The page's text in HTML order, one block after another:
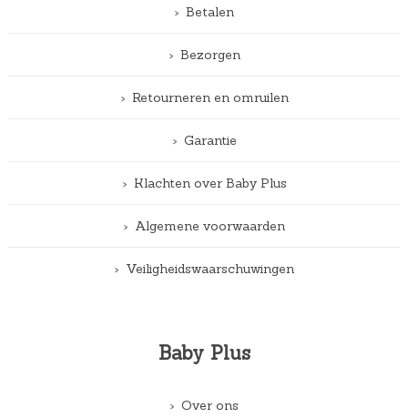
Betalen
Bezorgen
Retourneren en omruilen
Garantie
Klachten over Baby Plus
Algemene voorwaarden
Veiligheidswaarschuwingen
Baby Plus
Over ons